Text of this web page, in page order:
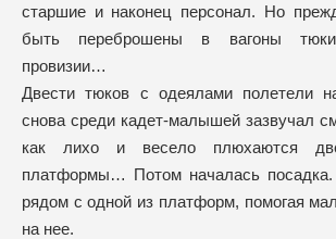
старшие и наконец персонал. Но
быть переброшены в вагоны
провизии…
Двести тюков с одеялами полетели
снова среди кадет-малышей зазвучал
как лихо и весело плюхаются
платформы… Потом началась посадка.
рядом с одной из платформ, помогая
на нее.